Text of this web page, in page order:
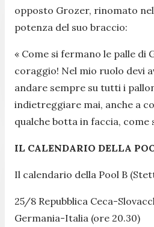
opposto Grozer, rinomato
potenza del suo braccio:
« Come si fermano le palle di
coraggio! Nel mio ruolo devi
andare sempre su tutti i
indietreggiare mai, anche a
qualche botta in faccia, come
IL CALENDARIO DELLA
Il calendario della Pool B
25/8 Repubblica Ceca-
Germania-Italia (ore 20.30)